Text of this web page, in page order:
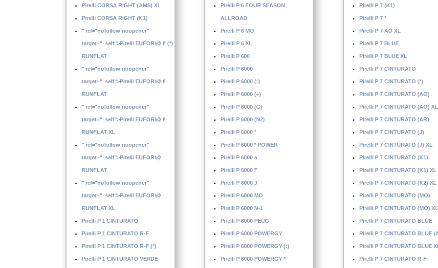
Pirelli CORSA RIGHT (AMS) XL
Pirelli CORSA RIGHT (K1)
" rel="nofollow noopener"
target="_self">Pirelli EUFORI@ € (*)
RUNFLAT
" rel="nofollow noopener"
target="_self">Pirelli EUFORI@ €
RUNFLAT
" rel="nofollow noopener"
target="_self">Pirelli EUFORI@ €
RUNFLAT XL
" rel="nofollow noopener"
target="_self">Pirelli EUFORI@
RUNFLAT
" rel="nofollow noopener"
target="_self">Pirelli EUFORI@
RUNFLAT XL
Pirelli P 1 CINTURATO
Pirelli P 1 CINTURATO R-F
Pirelli P 1 CINTURATO R-F (*)
Pirelli P 1 CINTURATO VERDE
Pirelli P 6 FOUR SEASON
ALLROAD
Pirelli P 6 MO
Pirelli P 6 XL
Pirelli P 600
Pirelli P 6000
Pirelli P 6000 (:)
Pirelli P 6000 (+)
Pirelli P 6000 (G)
Pirelli P 6000 (N2)
Pirelli P 6000 *
Pirelli P 6000 * POWER
Pirelli P 6000 a
Pirelli P 6000 F
Pirelli P 6000 J
Pirelli P 6000 MO
Pirelli P 6000 N-1
Pirelli P 6000 PEUG
Pirelli P 6000 POWERGY
Pirelli P 6000 POWERGY (:)
Pirelli P 6000 POWERGY *
Pirelli P 7 (K1)
Pirelli P 7 *
Pirelli P 7 AO XL
Pirelli P 7 BLUE
Pirelli P 7 BLUE XL
Pirelli P 7 CINTURATO
Pirelli P 7 CINTURATO (*)
Pirelli P 7 CINTURATO (AO)
Pirelli P 7 CINTURATO (AO) XL
Pirelli P 7 CINTURATO (AR)
Pirelli P 7 CINTURATO (J)
Pirelli P 7 CINTURATO (J) XL
Pirelli P 7 CINTURATO (K1)
Pirelli P 7 CINTURATO (K1) XL
Pirelli P 7 CINTURATO (K2) XL
Pirelli P 7 CINTURATO (MO)
Pirelli P 7 CINTURATO (MO) XL
Pirelli P 7 CINTURATO BLUE
Pirelli P 7 CINTURATO BLUE
Pirelli P 7 CINTURATO BLUE
Pirelli P 7 CINTURATO R-F